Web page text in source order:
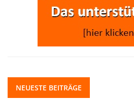
NEUESTE BEITRÄGE